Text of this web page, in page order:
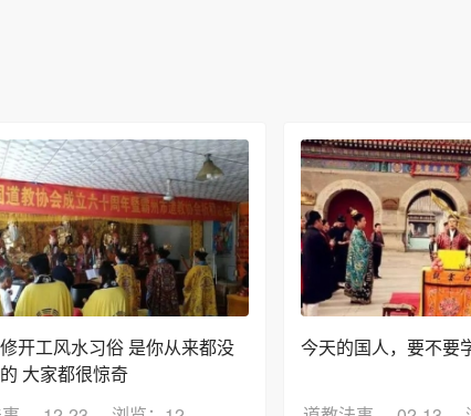
开工风水习俗 是你从来都没
大家都很惊奇
今天的国人，要不要